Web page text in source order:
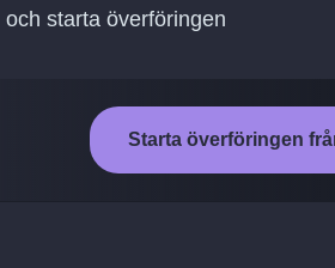
starta överföringen
Starta överföringen